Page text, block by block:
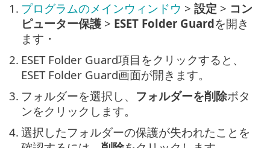
1. プログラムのメインウィンドウ > 設定 > コン
ピューター保護 > ESET Folder Guardを開き
ます・
2. ESET Folder Guard項目をクリックすると、
ESET Folder Guard画面が開きます。
3. フォルダーを選択し、 フォルダーを削除ボタ
ンをクリックします。
4. 選択したフォルダーの保護が失われたことを